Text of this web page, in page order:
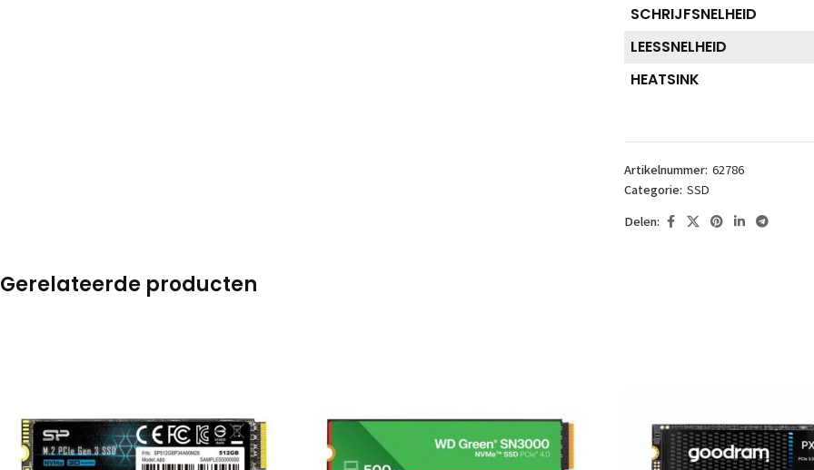
SCHRIJFSNELHEID
LEESSNELHEID
HEATSINK
Artikelnummer: 62786
Categorie: SSD
Delen:
Gerelateerde producten